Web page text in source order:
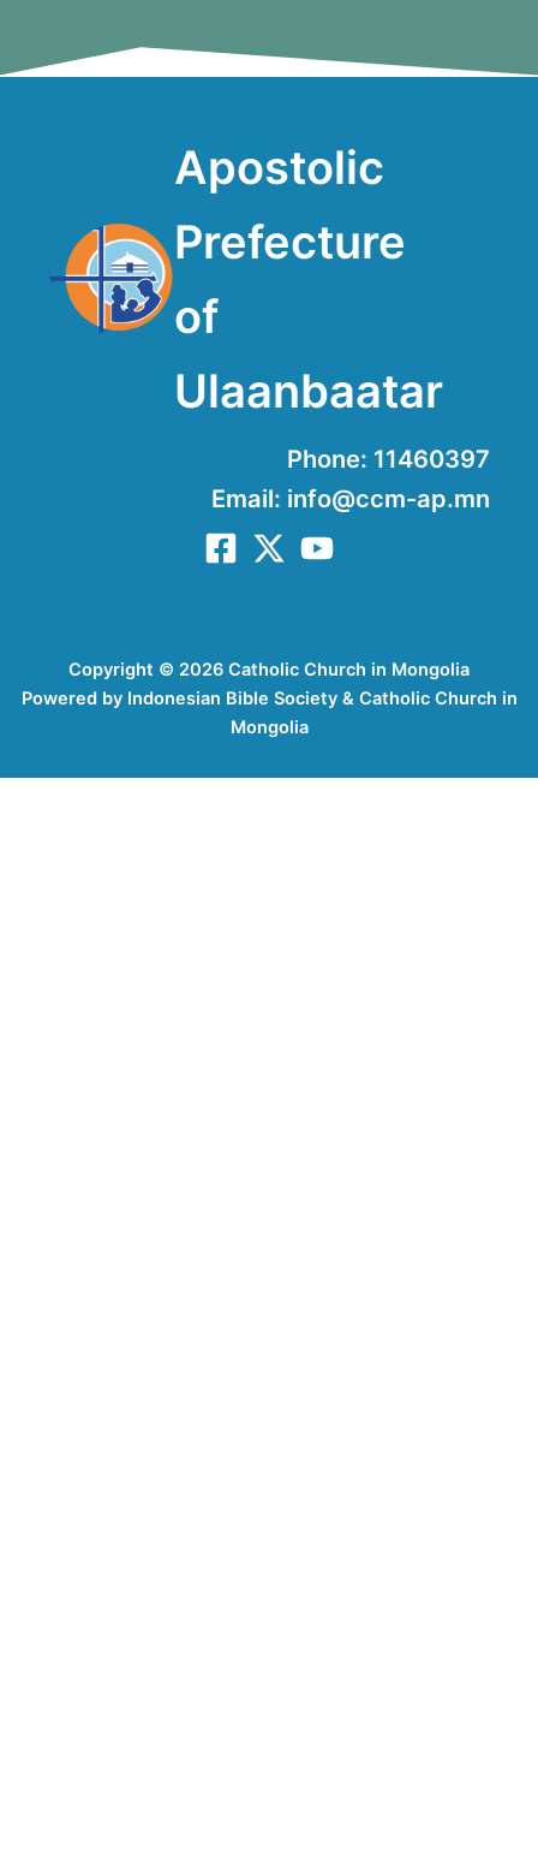
Apostolic
Prefecture
of
Ulaanbaatar
Phone: 11460397
Email: info@ccm-ap.mn
Copyright © 2026 Catholic Church in Mongolia
Powered by Indonesian Bible Society & Catholic Church in
Mongolia